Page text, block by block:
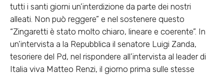
tutti i santi giorni un’interdizione da parte dei nostri
alleati. Non può reggere” e nel sostenere questo
“Zingaretti è stato molto chiaro, lineare e coerente”. In
un’intervista a la Repubblica il senatore Luigi Zanda,
tesoriere del Pd, nel rispondere all’intervista al leader di
Italia viva Matteo Renzi, il giorno prima sulle stesse